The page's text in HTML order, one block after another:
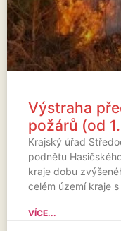
Výstraha
požárů (od
Krajský úřad
podnětu
kraje dobu
celém území kraje
VÍCE...